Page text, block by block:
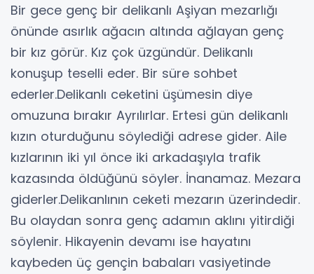
Bir gece genç bir delikanlı Aşiyan mezarlığı
önünde asırlık ağacın altında ağlayan genç
bir kız görür. Kız çok üzgündür. Delikanlı
konuşup teselli eder. Bir süre sohbet
ederler.Delikanlı ceketini üşümesin diye
omuzuna bırakır Ayrılırlar. Ertesi gün delikanlı
kızın oturduğunu söylediği adrese gider. Aile
kızlarının iki yıl önce iki arkadaşıyla trafik
kazasında öldüğünü söyler. İnanamaz. Mezara
giderler.Delikanlının ceketi mezarın üzerindedir.
Bu olaydan sonra genç adamın aklını yitirdiği
söylenir. Hikayenin devamı ise hayatını
kaybeden üç gençin babaları vasiyetinde